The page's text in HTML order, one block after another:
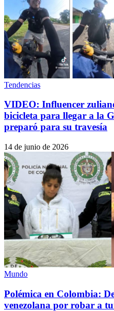
Tendencias
VIDEO: Influencer
bicicleta para llegar a la
preparó para su travesía
14 de junio de 2026
Mundo
Polémica en Colombia:
venezolana por robar a